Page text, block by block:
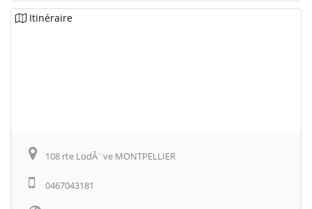
Itinéraire
108 rte LodÃ¨ve MONTPELLIER
0467043181